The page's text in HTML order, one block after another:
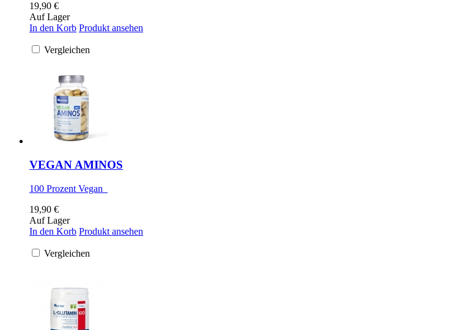
19,90 €
Auf Lager
In den Korb Produkt ansehen
Vergleichen
VEGAN AMINOS
100 Prozent Vegan
19,90 €
Auf Lager
In den Korb Produkt ansehen
Vergleichen